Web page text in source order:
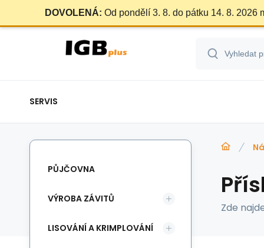
DOVOLENÁ: Od pondělí 3. 8. do pátku 14. 8. 2026
SERVIS
Zde
PŮJČOVNA
VÝROBA ZÁVITŮ
LISOVÁNÍ A KRIMPLOVÁNÍ